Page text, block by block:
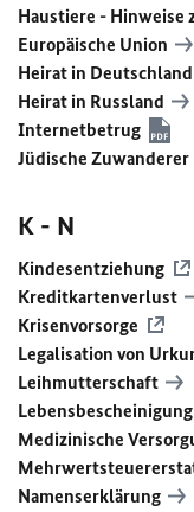
Haustiere - Hinweise
Europäische Union
Heirat in Deutschland
Heirat in Russland
Internetbetrug
Jüdische Zuwanderer
K - N
Kindesentziehung
Kreditkartenverlust
Krisenvorsorge
Legalisation von
Leihmutterschaft
Lebensbescheinigung
Medizinische
Namenserklärung